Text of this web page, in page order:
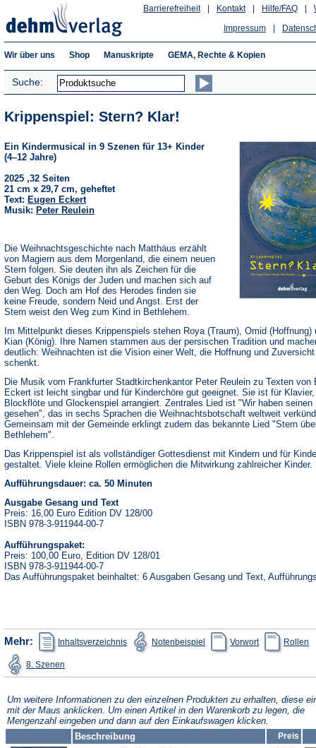
Hilfe/FAQ
Kontakt
Barrierefreiheit
Impressum
Wir über uns Shop Manuskripte GEMA, Rechte & Kopien
Suche:
Krippenspiel: Stern? Klar!
Ein Kindermusical in 9 Szenen für 13+ Kinder
(4–12 Jahre)
2025 ,32 Seiten
21 cm x 29,7 cm, geheftet
Text: Eugen Eckert
Musik: Peter Reulein
Die Weihnachtsgeschichte nach Matthäus erzählt
von Magiern aus dem Morgenland, die einem neuen
Stern folgen. Sie deuten ihn als Zeichen für die
Geburt des Königs der Juden und machen sich auf
den Weg. Doch am Hof des Herodes finden sie
keine Freude, sondern Neid und Angst. Erst der
Stern weist den Weg zum Kind in Bethlehem.
Im Mittelpunkt dieses Krippenspiels stehen Roya (Traum), Omid (Hoffnung)
Kian (König). Ihre Namen stammen aus der persischen Tradition und
deutlich: Weihnachten ist die Vision einer Welt, die Hoffnung und Zuversicht
schenkt.
Die Musik vom Frankfurter Stadtkirchenkantor Peter Reulein zu Texten von
Eckert ist leicht singbar und für Kinderchöre gut geeignet. Sie ist für
Blockflöte und Glockenspiel arrangiert. Zentrales Lied ist "Wir haben seinen
gesehen", das in sechs Sprachen die Weihnachtsbotschaft weltweit
Gemeinsam mit der Gemeinde erklingt zudem das bekannte Lied "Stern
Bethlehem".
Das Krippenspiel ist als vollständiger Gottesdienst mit Kindern und für
gestaltet. Viele kleine Rollen ermöglichen die Mitwirkung zahlreicher Kinder.
Aufführungsdauer: ca. 50 Minuten
Ausgabe Gesang und Text
Preis: 16,00 Euro Edition DV 128/00
ISBN 978-3-911944-00-7
Aufführungspaket:
Preis: 100,00 Euro, Edition DV 128/01
ISBN 978-3-911944-00-7
Das Aufführungspaket beinhaltet: 6 Ausgaben Gesang und Text,
Mehr: Inhaltsverzeichnis
(Öffnet
in
einem
Tab)
Notenbeispiel
(Öffnet
in
einem
Tab)
Vorwort
(Öffnet
in
einem
Tab)
Rollenin
8. Szenenin
einem
Tab)
Um weitere Informationen zu den einzelnen Produkten zu erhalten, diese
mit der Maus anklicken. Um einen Artikel in den Warenkorb zu legen, die
Mengenzahl eingeben und dann auf den Einkaufswagen klicken.
Beschreibung
Preis